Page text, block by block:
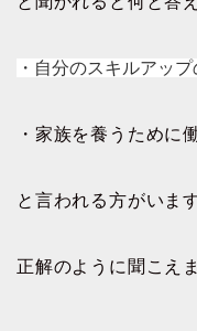
・自分のスキルアッ
・家族を養うために
と言われる方がいます
正解のように聞こえ